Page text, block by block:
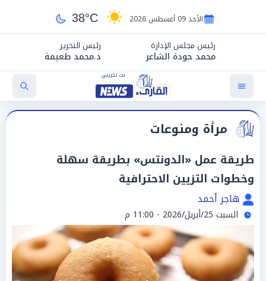
الأحد 09 أغسطس 2026 38°C
رئيس مجلس الإدارة
محمد جودة الشاعر
رئيس التحرير
د.محمد طعيمة
مرأة ومنوعات
طريقة عمل «الدونتس» بطريقة سهلة
وخطوات التزيين الاحترافية
هاجر أحمد
السبت 25/أبريل/2026 - 11:00 م